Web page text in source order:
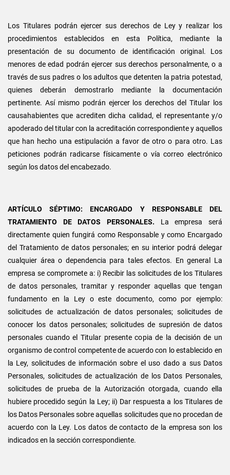
Los Titulares podrán ejercer sus derechos de Ley y realizar los
procedimientos establecidos en esta Política, mediante la
presentación de su documento de identificación original. Los
menores de edad podrán ejercer sus derechos personalmente, o a
través de sus padres o los adultos que detenten la patria potestad,
quienes deberán demostrarlo mediante la documentación
pertinente. Así mismo podrán ejercer los derechos del Titular los
causahabientes que acrediten dicha calidad, el representante y/o
apoderado del titular con la acreditación correspondiente y aquellos
que han hecho una estipulación a favor de otro o para otro. Las
peticiones podrán radicarse físicamente o vía correo electrónico
según los datos del encabezado.
ARTÍCULO SÉPTIMO: ENCARGADO Y RESPONSABLE DEL
TRATAMIENTO DE DATOS PERSONALES. La empresa será
directamente quien fungirá como Responsable y como Encargado
del Tratamiento de datos personales; en su interior podrá delegar
cualquier área o dependencia para tales efectos. En general La
empresa se compromete a: i) Recibir las solicitudes de los Titulares
de datos personales, tramitar y responder aquellas que tengan
fundamento en la Ley o este documento, como por ejemplo:
solicitudes de actualización de datos personales; solicitudes de
conocer los datos personales; solicitudes de supresión de datos
personales cuando el Titular presente copia de la decisión de un
organismo de control competente de acuerdo con lo establecido en
la Ley, solicitudes de información sobre el uso dado a sus Datos
Personales, solicitudes de actualización de los Datos Personales,
solicitudes de prueba de la Autorización otorgada, cuando ella
hubiere procedido según la Ley; ii) Dar respuesta a los Titulares de
los Datos Personales sobre aquellas solicitudes que no procedan de
acuerdo con la Ley. Los datos de contacto de la empresa son los
indicados en la sección correspondiente.